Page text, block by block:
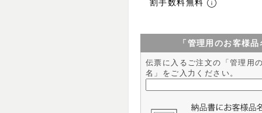
割手数料無料
「管理用のお客様
伝票に入るご注文の「管理用
名」をご入力ください。